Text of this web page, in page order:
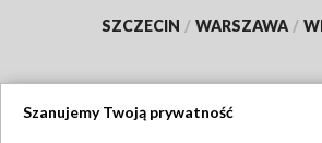
SZCZECIN / WARSZAWA /
Szanujemy Twoją prywatność